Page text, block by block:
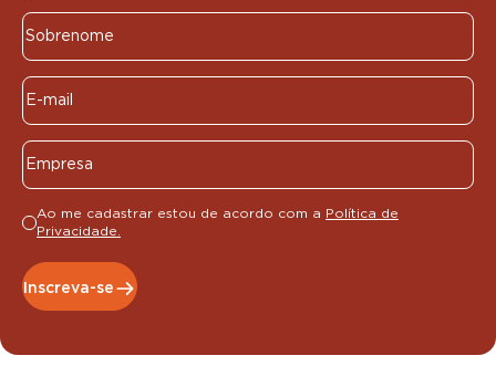
Ao me cadastrar estou de acordo com a Política de
Privacidade.
Inscreva-se